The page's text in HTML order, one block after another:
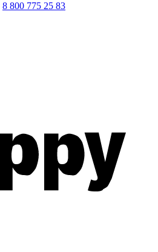
8 800 775 25 83